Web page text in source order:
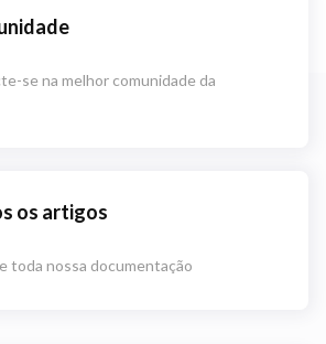
se na melhor comunidade da
os artigos
toda nossa documentação